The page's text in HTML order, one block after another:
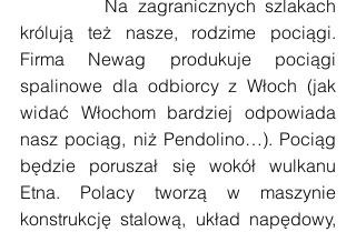
królują też nasze, rodzime pociągi.
Firma Newag produkuje pociągi
spalinowe dla odbiorcy z Włoch (jak
widać Włochom bardziej odpowiada
nasz pociąg, niż Pendolino…). Pociąg
będzie poruszał się wokół wulkanu
Etna. Polacy tworzą w maszynie
konstrukcję stalową, układ napędowy,